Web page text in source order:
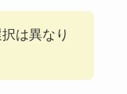
は異なり